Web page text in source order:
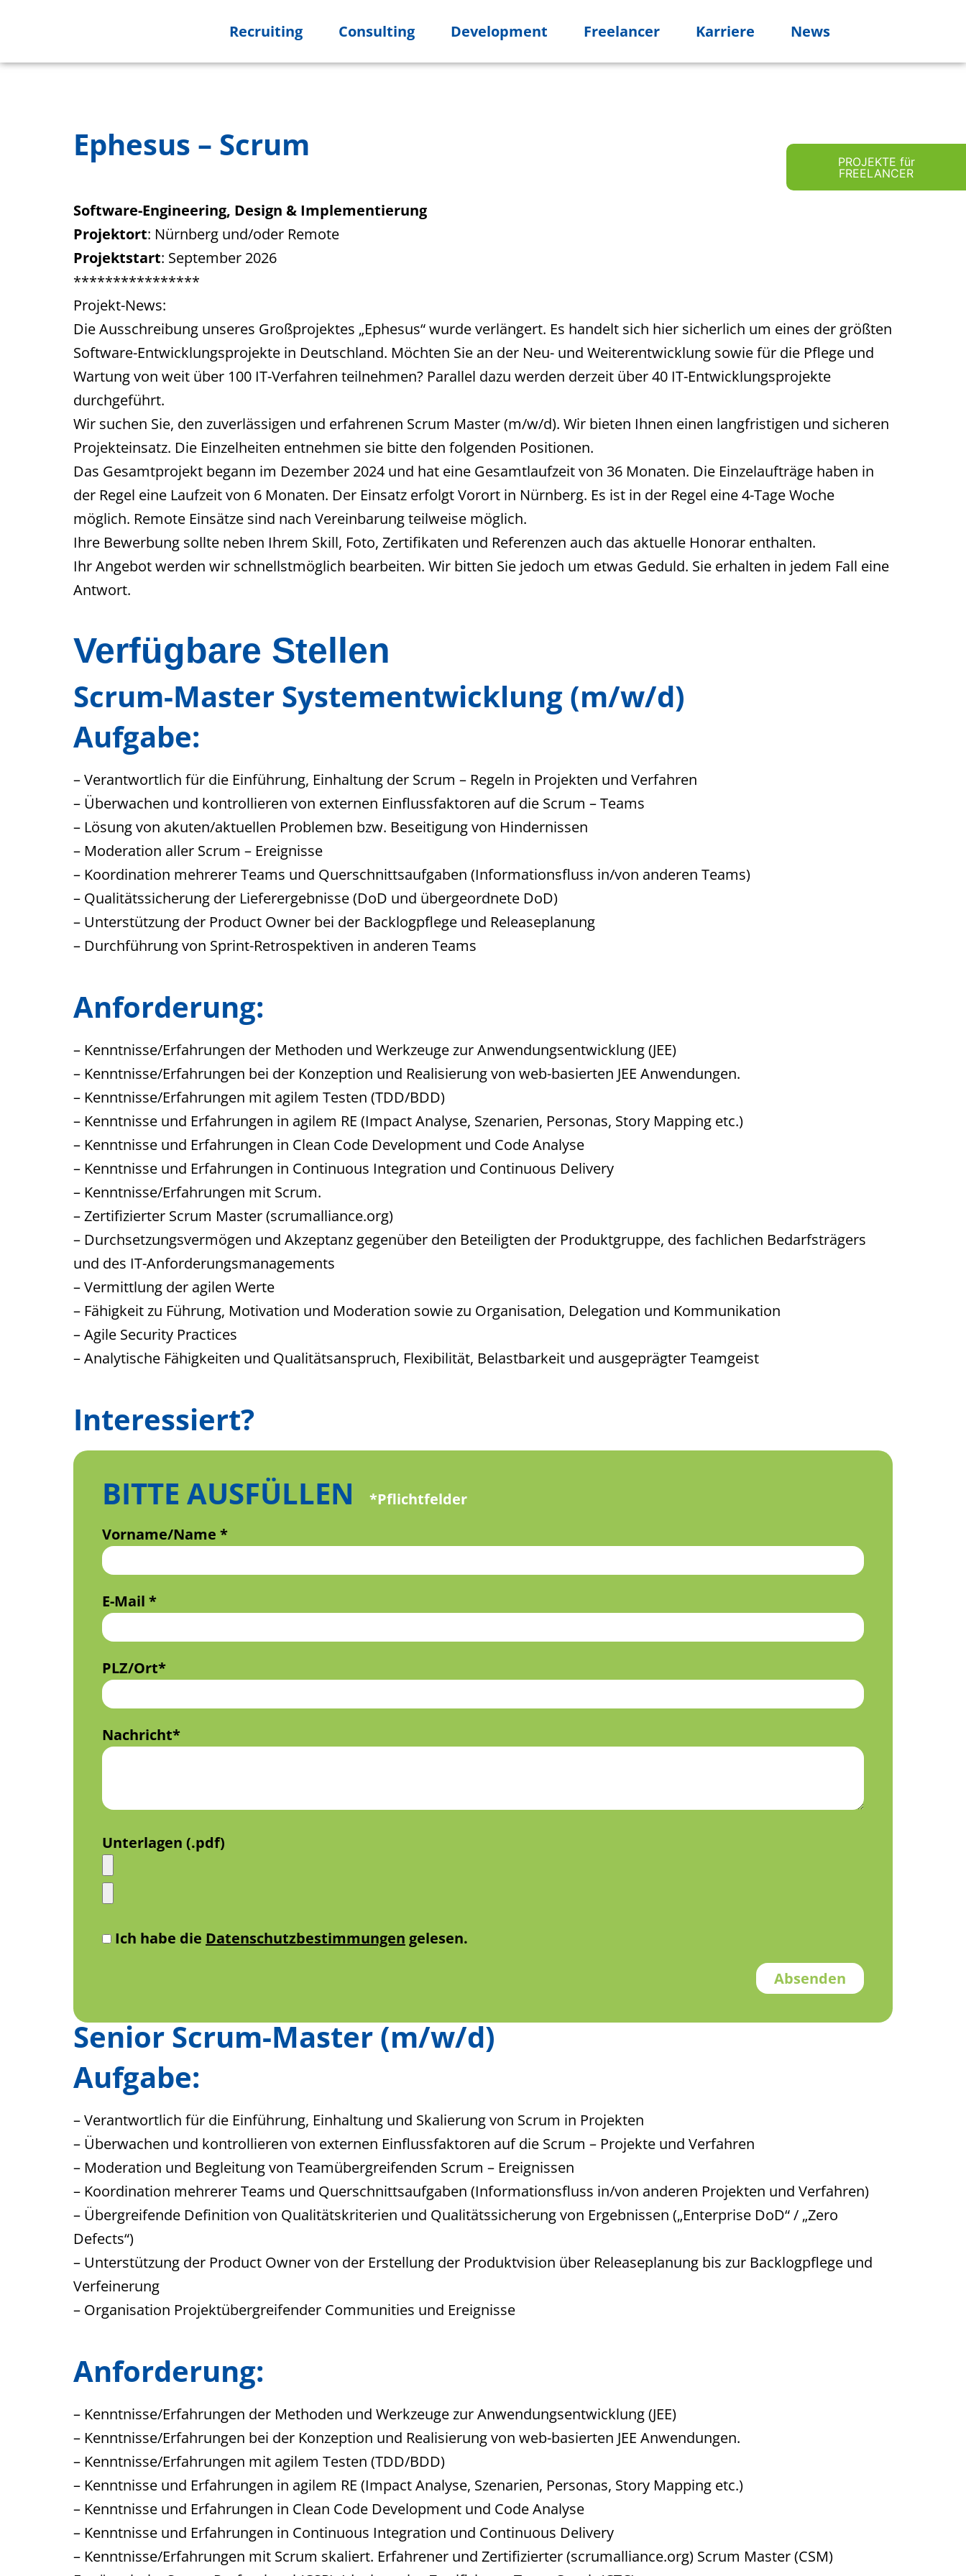
Recruiting Consulting Development Freelancer Karriere News
PROJEKTE für
FREELANCER
Ephesus – Scrum
Software-Engineering, Design & Implementierung
Projektort: Nürnberg und/oder Remote
Projektstart: September 2026
****************
Projekt-News:
Die Ausschreibung unseres Großprojektes „Ephesus“ wurde verlängert. Es handelt sich hier sicherlich um eines der größten
Software-Entwicklungsprojekte in Deutschland. Möchten Sie an der Neu- und Weiterentwicklung sowie für die Pflege und
Wartung von weit über 100 IT-Verfahren teilnehmen? Parallel dazu werden derzeit über 40 IT-Entwicklungsprojekte
durchgeführt.
Wir suchen Sie, den zuverlässigen und erfahrenen Scrum Master (m/w/d). Wir bieten Ihnen einen langfristigen und sicheren
Projekteinsatz. Die Einzelheiten entnehmen sie bitte den folgenden Positionen.
Das Gesamtprojekt begann im Dezember 2024 und hat eine Gesamtlaufzeit von 36 Monaten. Die Einzelaufträge haben in
der Regel eine Laufzeit von 6 Monaten. Der Einsatz erfolgt Vorort in Nürnberg. Es ist in der Regel eine 4-Tage Woche
möglich. Remote Einsätze sind nach Vereinbarung teilweise möglich.
Ihre Bewerbung sollte neben Ihrem Skill, Foto, Zertifikaten und Referenzen auch das aktuelle Honorar enthalten.
Ihr Angebot werden wir schnellstmöglich bearbeiten. Wir bitten Sie jedoch um etwas Geduld. Sie erhalten in jedem Fall eine
Antwort.
Verfügbare Stellen
Scrum-Master Systementwicklung (m/w/d)
Aufgabe:
– Verantwortlich für die Einführung, Einhaltung der Scrum – Regeln in Projekten und Verfahren
– Überwachen und kontrollieren von externen Einflussfaktoren auf die Scrum – Teams
– Lösung von akuten/aktuellen Problemen bzw. Beseitigung von Hindernissen
– Moderation aller Scrum – Ereignisse
– Koordination mehrerer Teams und Querschnittsaufgaben (Informationsfluss in/von anderen Teams)
– Qualitätssicherung der Lieferergebnisse (DoD und übergeordnete DoD)
– Unterstützung der Product Owner bei der Backlogpflege und Releaseplanung
– Durchführung von Sprint-Retrospektiven in anderen Teams
Anforderung:
– Kenntnisse/Erfahrungen der Methoden und Werkzeuge zur Anwendungsentwicklung (JEE)
– Kenntnisse/Erfahrungen bei der Konzeption und Realisierung von web-basierten JEE Anwendungen.
– Kenntnisse/Erfahrungen mit agilem Testen (TDD/BDD)
– Kenntnisse und Erfahrungen in agilem RE (Impact Analyse, Szenarien, Personas, Story Mapping etc.)
– Kenntnisse und Erfahrungen in Clean Code Development und Code Analyse
– Kenntnisse und Erfahrungen in Continuous Integration und Continuous Delivery
– Kenntnisse/Erfahrungen mit Scrum.
– Zertifizierter Scrum Master (scrumalliance.org)
– Durchsetzungsvermögen und Akzeptanz gegenüber den Beteiligten der Produktgruppe, des fachlichen Bedarfsträgers
und des IT-Anforderungsmanagements
– Vermittlung der agilen Werte
– Fähigkeit zu Führung, Motivation und Moderation sowie zu Organisation, Delegation und Kommunikation
– Agile Security Practices
– Analytische Fähigkeiten und Qualitätsanspruch, Flexibilität, Belastbarkeit und ausgeprägter Teamgeist
Interessiert?
BITTE AUSFÜLLEN
Vorname/Name *
E-Mail *
PLZ/Ort*
Nachricht*
Unterlagen (.pdf)
Ich habe die Datenschutzbestimmungen gelesen.
Senior Scrum-Master (m/w/d)
Aufgabe:
– Verantwortlich für die Einführung, Einhaltung und Skalierung von Scrum in Projekten
– Überwachen und kontrollieren von externen Einflussfaktoren auf die Scrum – Projekte und Verfahren
– Moderation und Begleitung von Teamübergreifenden Scrum – Ereignissen
– Koordination mehrerer Teams und Querschnittsaufgaben (Informationsfluss in/von anderen Projekten und Verfahren)
– Übergreifende Definition von Qualitätskriterien und Qualitätssicherung von Ergebnissen („Enterprise DoD“ / „Zero
Defects“)
– Unterstützung der Product Owner von der Erstellung der Produktvision über Releaseplanung bis zur Backlogpflege und
Verfeinerung
– Organisation Projektübergreifender Communities und Ereignisse
Anforderung:
– Kenntnisse/Erfahrungen der Methoden und Werkzeuge zur Anwendungsentwicklung (JEE)
– Kenntnisse/Erfahrungen bei der Konzeption und Realisierung von web-basierten JEE Anwendungen.
– Kenntnisse/Erfahrungen mit agilem Testen (TDD/BDD)
– Kenntnisse und Erfahrungen in agilem RE (Impact Analyse, Szenarien, Personas, Story Mapping etc.)
– Kenntnisse und Erfahrungen in Clean Code Development und Code Analyse
– Kenntnisse und Erfahrungen in Continuous Integration und Continuous Delivery
– Kenntnisse/Erfahrungen mit Scrum skaliert. Erfahrener und Zertifizierter (scrumalliance.org) Scrum Master (CSM)